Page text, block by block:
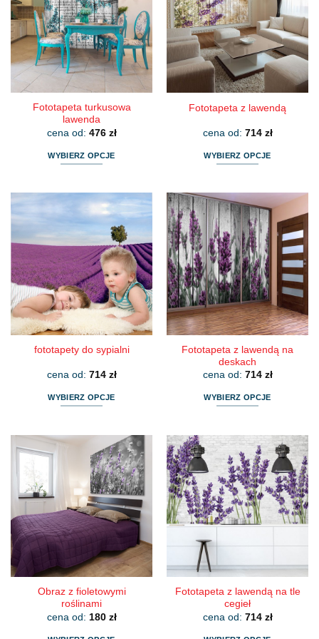
Opcje
można
wybrać
na
stronie
produktu
Opcje
można
wybrać
na
stronie
produktu
Fototapeta turkusowa
lawenda
cena od: 476 zł
WYBIERZ OPCJE
ma
wiele
wariantów.
Opcje
można
wybrać
na
stronie
produktu
Fototapeta z lawendą
cena od: 714 zł
WYBIERZ OPCJE
ma
wiele
wariantów.
Opcje
można
wybrać
na
stronie
produktu
fototapety do sypialni
cena od: 714 zł
WYBIERZ OPCJE
wiele
wariantów.
Opcje
można
wybrać
na
stronie
produktu
Fototapeta z lawendą na
deskach
cena od: 714 zł
WYBIERZ OPCJE
ma
wiele
wariantów.
Opcje
można
wybrać
produktu
Obraz z fioletowymi
roślinami
cena od: 180 zł
Fototapeta z lawendą na tle
cegieł
cena od: 714 zł